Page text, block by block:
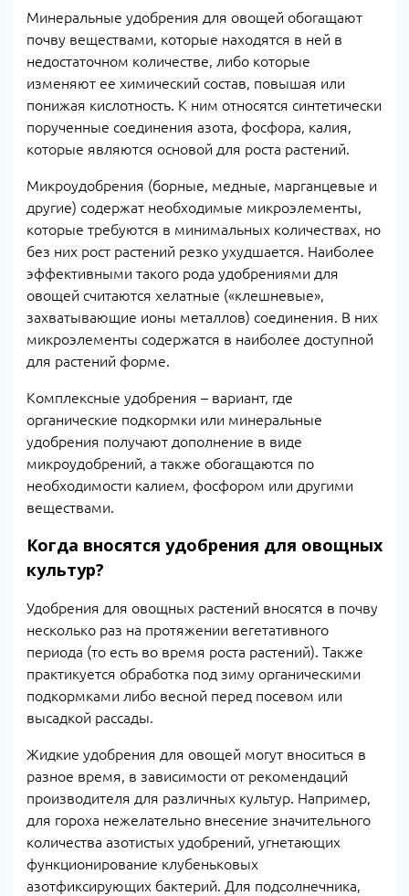
Минеральные удобрения для овощей обогащают
почву веществами, которые находятся в ней в
недостаточном количестве, либо которые
изменяют ее химический состав, повышая или
понижая кислотность. К ним относятся синтетически
порученные соединения азота, фосфора, калия,
которые являются основой для роста растений.
Микроудобрения (борные, медные, марганцевые и
другие) содержат необходимые микроэлементы,
которые требуются в минимальных количествах, но
без них рост растений резко ухудшается. Наиболее
эффективными такого рода удобрениями для
овощей считаются хелатные («клешневые»,
захватывающие ионы металлов) соединения. В них
микроэлементы содержатся в наиболее доступной
для растений форме.
Комплексные удобрения – вариант, где
органические подкормки или минеральные
удобрения получают дополнение в виде
микроудобрений, а также обогащаются по
необходимости калием, фосфором или другими
веществами.
Когда вносятся удобрения для овощных
культур?
Удобрения для овощных растений вносятся в почву
несколько раз на протяжении вегетативного
периода (то есть во время роста растений). Также
практикуется обработка под зиму органическими
подкормками либо весной перед посевом или
высадкой рассады.
Жидкие удобрения для овощей могут вноситься в
разное время, в зависимости от рекомендаций
производителя для различных культур. Например,
для гороха нежелательно внесение значительного
количества азотистых удобрений, угнетающих
функционирование клубеньковых
азотфиксирующих бактерий. Для подсолнечника,